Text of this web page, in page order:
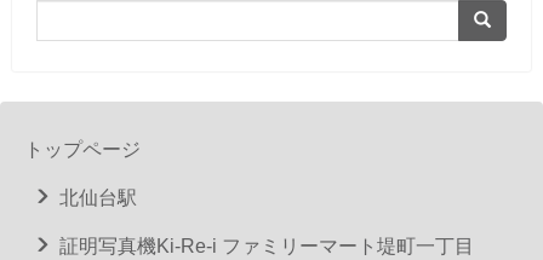
トップページ
北仙台駅
証明写真機Ki-Re-i ファミリーマート堤町一丁目